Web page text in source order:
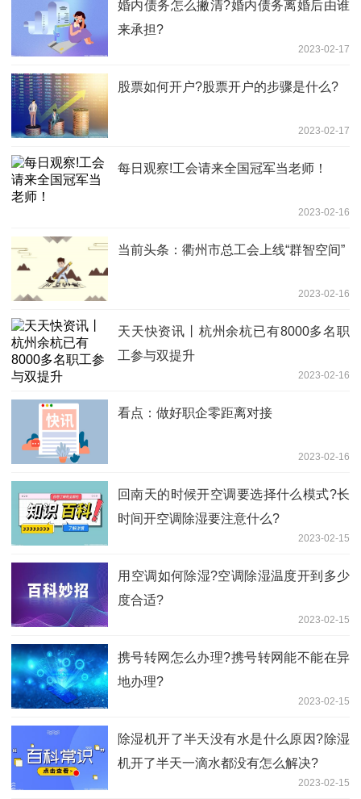
婚内债务怎么撇清?婚内债务离婚后由谁
来承担?
2023-02-17
股票如何开户?股票开户的步骤是什么?
2023-02-17
每日观察!工会请来全国冠军当老师！
2023-02-16
当前头条：衢州市总工会上线“群智空间”
2023-02-16
天天快资讯丨杭州余杭已有8000多名职
工参与双提升
2023-02-16
看点：做好职企零距离对接
2023-02-16
回南天的时候开空调要选择什么模式?长
时间开空调除湿要注意什么?
2023-02-15
用​空调如何除湿?空调除湿温度开到多少
度合适?
2023-02-15
携号转网怎么办理?携号转网能不能在异
地办理?
2023-02-15
除湿机开了半天没有水是什么原因?除湿
机开了半天一滴水都没有怎么解决?
2023-02-15